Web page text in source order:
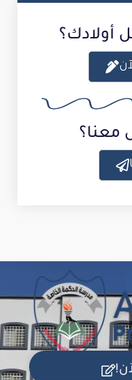
أولادك؟
معنا؟